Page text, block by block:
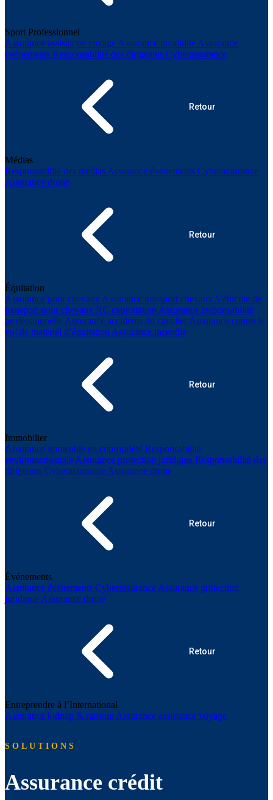
Sport Professionnel
Assurance assistance voyage Assurance invalidité Assurance
événements Responsabilité des dirigeants Cyberassurance
Retour
Médias
Responsabilité des médias Assurance événements Cyberassurance
Assurance drone
Retour
Équitation
Assurance pour chevaux Assurance transport chevaux Véhicule de
transport pour chevaux RC exploitation Assurance responsabilité
professionnelle Assurance accidents du cavalierAssurance contre le
vol de matériel d’équitation Assurance incendie
Retour
Immobilier
Assurance immeuble en copropriété Responsabilité
environnementale Assurance protection juridique Responsabilité des
dirigeants Cyberassurance Assurance drone
Retour
Événements
Assurance événements Cyberassurance Assurance protection
juridique Assurance drone
Retour
Entreprendre à l’International
Assurance kidnap & ransom Assurance assistance voyage
SOLUTIONS
Assurance crédit